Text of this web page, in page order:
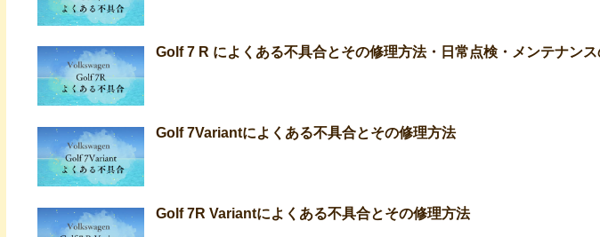
Golf 7 R によくある不具合とその修理方法・日常点検・メンテナンス
Golf 7Variantによくある不具合とその修理方法
Golf 7R Variantによくある不具合とその修理方法